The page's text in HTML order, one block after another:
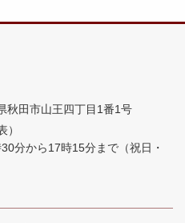
田市山王四丁目1番1号
分から17時15分まで （祝日・